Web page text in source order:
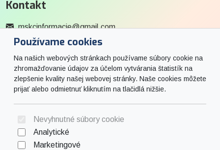
Používame cookies
Na našich webových stránkach používame súbory cookie na
zhromažďovanie údajov za účelom vytvárania štatistík na
zlepšenie kvality našej webovej stránky. Naše cookies môžete
prijať alebo odmietnuť kliknutím na tlačidlá nižšie.
Nevyhnutné súbory cookie
Analytické
Marketingové
Kontakt
mskcinformacie@gmail.com
0915 727 244
Social
Facebook